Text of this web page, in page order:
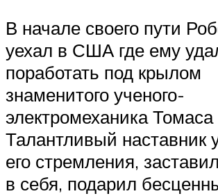
В начале своего пути
уехал в США где ему
поработать под крылом
знаменитого ученого-
электромеханика
Талантливый наставник
его стремления,
в себя, подарил